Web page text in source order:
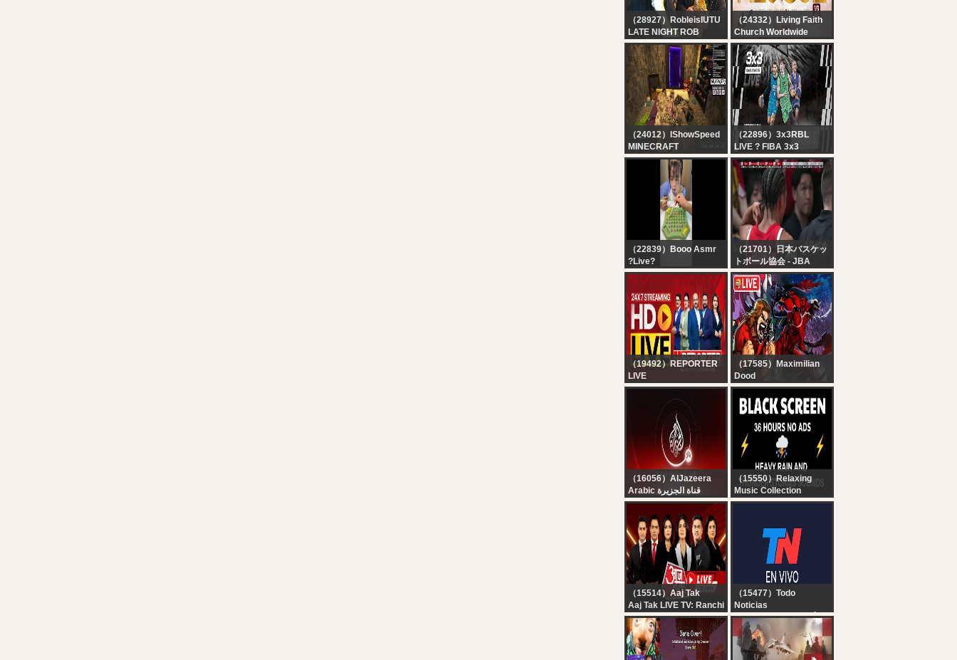
（28927）RobleisIUTU
LATE NIGHT ROB
（24332）Living Faith
Church Worldwide
COVENANT DAY OF
RESCUE SERVICE | 9,
AUGUST 2026 | FAITH
TABERNACLE OTA
（24012）IShowSpeed
MINECRAFT
HARDCORE ALL
BOSSES DAY 2 ???‍♂️ft.
KaiCenat (Part 2)
（22896）3x3RBL
LIVE ? FIBA 3x3
Uenohara Challenger
2026 | Qualifier for
Debrecen Masters |
Finals
（22839）Booo Asmr
?Live?
（21701）日本バスケッ
トボール協会 - JBA
【モンゴル向け】日本生
命カップ2026（佐賀大
会）｜男子日本代表 vs
男子モンゴル代表｜佐賀
アリーナ｜2026.8.9
（19492）REPORTER
LIVE
24x7 Reporter Live TV |
Kerala Rain Alert Live |
HD Streaming | Latest
Malayalam News |
Reporter
（17585）Maximilian
Dood
TOKON - PS5 VERSION
IS GREAT...WTF
（16056）AlJazeera
Arabic قناة الجزيرة
البث الحي لقناة الجزيرة |
التغطية مستمرة
（15550）Relaxing
Music Collection
? Heavy Rain and
Sleeping - Black
Screen | Perfect
Thunderstorm for Rest,
（15514）Aaj Tak
Aaj Tak LIVE TV: Ranchi
JPSC Student Protest |
Rahul Gandhi | CM Yogi
in Delhi | Kanwar | Hindi
News
（15477）Todo
Noticias
TN EN VIVO - SEGUÍ LA
TRANSMISIÓN EN VIVO
DE TODO NOTICIAS